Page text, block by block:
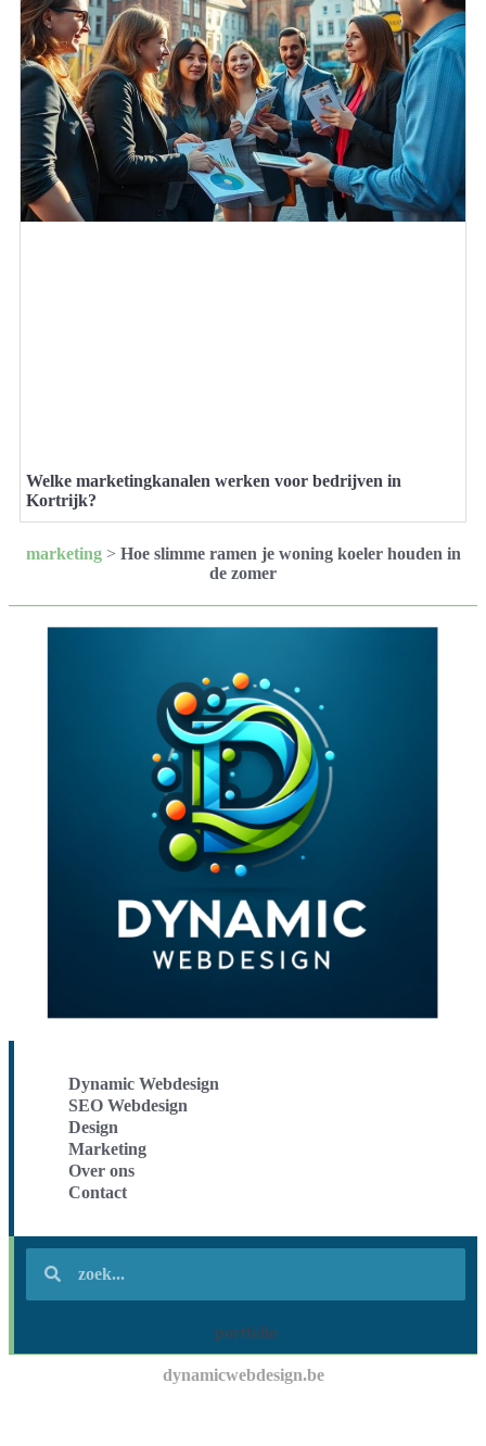
Welke marketingkanalen werken voor bedrijven in
Kortrijk?
marketing> Hoe slimme ramen je woning koeler houden in
de zomer
Dynamic Webdesign
SEO Webdesign
Design
Marketing
Over ons
Contact
portfolio
dynamicwebdesign.be